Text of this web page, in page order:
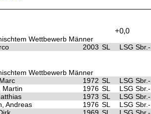
+0,0
Wettbewerb Männer
2003 SL LSG
Wettbewerb Männer
1972 SL
LSG
Martin 1976 SL
LSG
1973 SL
LSG
Andreas 1976 SL
LSG